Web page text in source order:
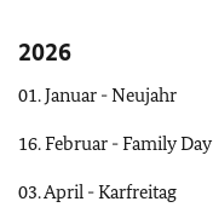
2026
01. Januar - Neujahr
16. Februar - Family Day
03. April - Karfreitag